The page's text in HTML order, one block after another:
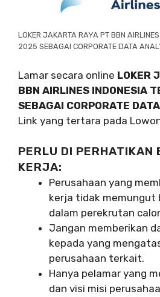
LOKER JAKARTA RAYA PT BBN
2025 SEBAGAI CORPORATE DATA
Lamar secara online LOKER
BBN AIRLINES INDONESIA
SEBAGAI CORPORATE
Link yang tertara pada
PERLU DI PERHATIKAN
KERJA:
Perusahaan yang
kerja tidak memungut
dalam perekrutan
Jangan memberikan
kepada yang
perusahaan terkait.
Hanya pelamar yang
dan visi misi